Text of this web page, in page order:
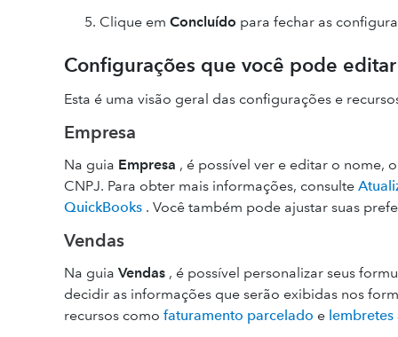
Clique em Concluído para fechar as
Configurações que você pode editar
Esta é uma visão geral das configurações e
Empresa
Na guia Empresa , é possível ver e editar o nome,
CNPJ. Para obter mais informações, consulte
QuickBooks . Você também pode ajustar suas
Vendas
Na guia Vendas , é possível personalizar seus
decidir as informações que serão exibidas nos
recursos como faturamento parcelado e